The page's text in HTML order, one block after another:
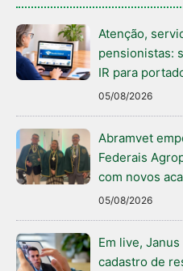
Atenção,
pensionistas:
IR para
05/08/2026
Abramvet
Federais
com novos
05/08/2026
Em live,
cadastro de